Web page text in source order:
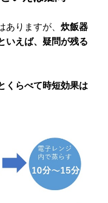
りますが、 炊飯器
いえば、疑問が残る
くらべて時短効果は